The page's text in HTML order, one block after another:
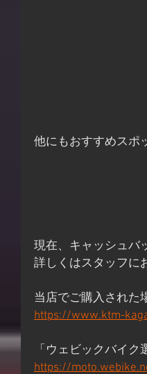
他にもおすすめスポ
現在、キャッシュバ
詳しくはスタッフに
当店でご購入された
https://www.ktm-
「ウェビックバイ
https://